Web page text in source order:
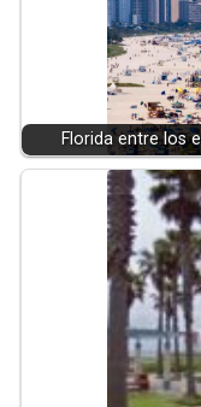
Florida entre los